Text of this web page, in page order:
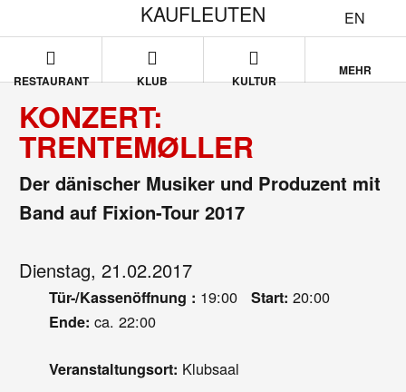
EN
KAUFLEUTEN
RESTAURANT KLUB KULTUR
MEHR
KONZERT:
TRENTEMØLLER
Der dänischer Musiker und Produzent mit
Band auf Fixion-Tour 2017
Dienstag, 21.02.2017
Tür-/Kassenöffnung : 19:00 Start: 20:00
Ende: ca. 22:00
Veranstaltungsort: Klubsaal